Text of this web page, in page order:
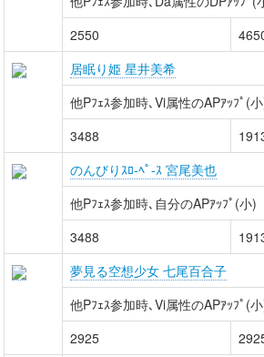
2550
居眠り姫 星井美希
他Pﾌｪｽ参加時､Vi属性のAPｱｯﾌﾟ(
3488
のんびりｽﾛ-ﾍﾟ-ｽ 宮尾美也
他Pﾌｪｽ参加時､自分のAPｱｯﾌﾟ(小)
3488
夢見る空想少女 七尾百合子
他Pﾌｪｽ参加時､Vi属性のAPｱｯﾌﾟ(
2925